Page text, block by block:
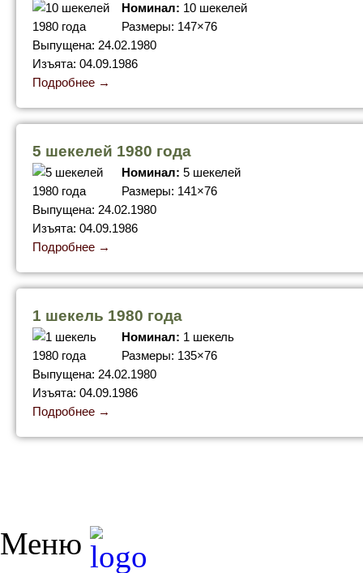
Номинал: 10 шекелей
Размеры: 147×76
Выпущена: 24.02.1980
Изъята: 04.09.1986
Подробнее →
5 шекелей 1980 года
Номинал: 5 шекелей
Размеры: 141×76
Выпущена: 24.02.1980
Изъята: 04.09.1986
Подробнее →
1 шекель 1980 года
Номинал: 1 шекель
Размеры: 135×76
Выпущена: 24.02.1980
Изъята: 04.09.1986
Подробнее →
Меню